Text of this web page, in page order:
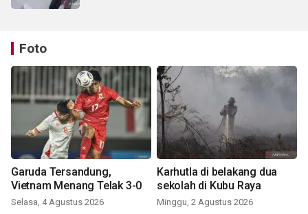
Foto
Garuda Tersandung,
Vietnam Menang Telak 3-0
Selasa, 4 Agustus 2026
Karhutla di belakang dua
sekolah di Kubu Raya
Minggu, 2 Agustus 2026